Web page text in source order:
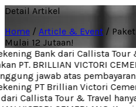
Detail Artikel
Home / Article & Event /
Mulai 12 Jutaan!
Bank dari Callista Tour
PT. BRILLIAN VICTORI
jawab atas
PT Brillian Victori
Callista Tour & Travel